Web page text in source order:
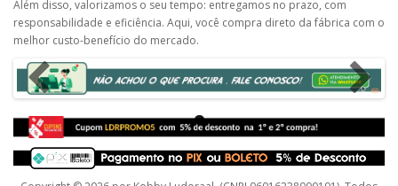
Além disso, valorizamos o seu tempo: entregamos no prazo, com
responsabilidade e eficiência. Aqui, você compra direto da fábrica com o
melhor custo-benefício do mercado.